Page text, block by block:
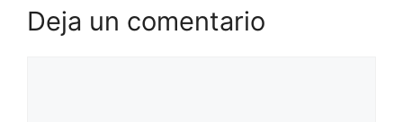
Deja un comentario